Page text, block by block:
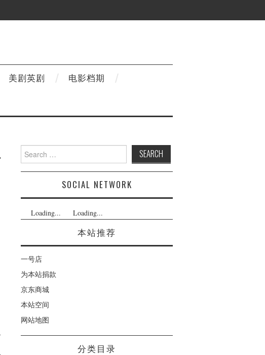
美剧英剧
电影档期
Search
for:
SOCIAL NETWORK
Loading... Loading...
本站推荐
一号店
为本站捐款
京东商城
本站空间
网站地图
分类目录